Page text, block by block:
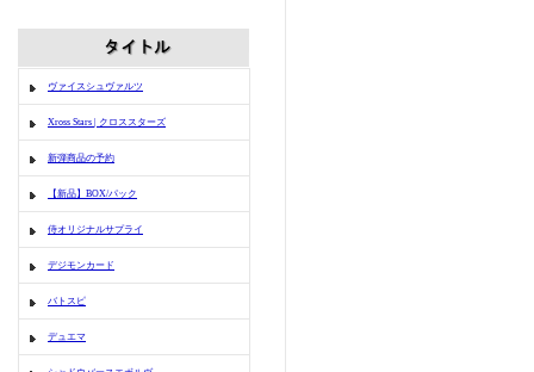
ヴァイスシュヴァルツ
Xross Stars | クロススターズ
新弾商品の予約
【新品】BOX/パック
侍オリジナルサプライ
デジモンカード
バトスピ
デュエマ